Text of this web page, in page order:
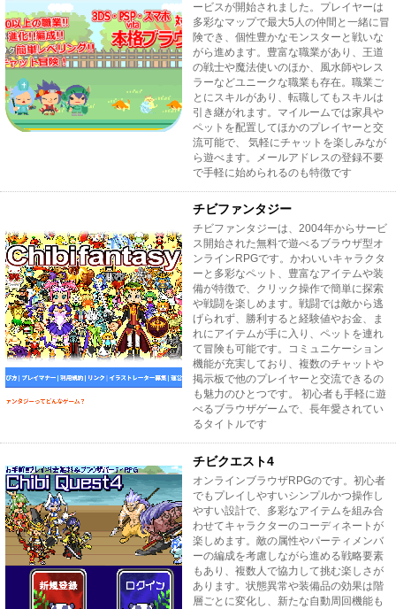
ービスが開始されました。プレイヤーは
多彩なマップで最大5人の仲間と一緒に冒
険でき、個性豊かなモンスターと戦いな
がら進めます。豊富な職業があり、王道
の戦士や魔法使いのほか、風水師やレス
ラーなどユニークな職業も存在。職業ご
とにスキルがあり、転職してもスキルは
引き継がれます。マイルームでは家具や
ペットを配置してほかのプレイヤーと交
流可能で、 気軽にチャットを楽しみなが
ら遊べます。メールアドレスの登録不要
で手軽に始められるのも特徴です
チビファンタジー
チビファンタジーは、2004年からサービ
ス開始された無料で遊べるブラウザ型オ
ンラインRPGです。かわいいキャラクタ
ーと多彩なペット、豊富なアイテムや装
備が特徴で、クリック操作で簡単に探索
や戦闘を楽しめます。戦闘では敵から逃
げられず、勝利すると経験値やお金、ま
れにアイテムが手に入り、ペットを連れ
て冒険も可能です。コミュニケーション
機能が充実しており、複数のチャットや
掲示板で他のプレイヤーと交流できるの
も魅力のひとつです。 初心者も手軽に遊
べるブラウザゲームで、長年愛されてい
るタイトルです
チビクエスト4
オンラインブラウザRPGのです。初心者
でもプレイしやすいシンプルかつ操作し
やすい設計で、多彩なアイテムを組み合
わせてキャラクターのコーディネートが
楽しめます。敵の属性やパーティメンバ
ーの編成を考慮しながら進める戦略要素
もあり、複数人で協力して挑む楽しさが
あります。状態異常や装備品の効果は階
層ごとに変化し、新たな自動周回機能も